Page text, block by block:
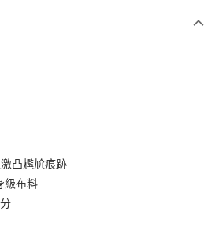
兆豐國際商業銀行
台北富邦商業銀行
凸尷尬痕跡
級布料